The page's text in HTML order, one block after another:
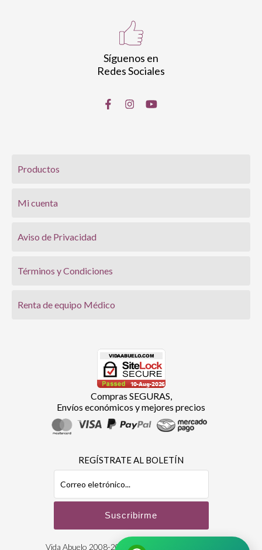
Síguenos en
Redes Sociales
Productos
Mi cuenta
Aviso de Privacidad
Términos y Condiciones
Renta de equipo Médico
Compras SEGURAS,
Envíos económicos y mejores precios
REGÍSTRATE AL BOLETÍN
Vida Abuelo 2008-2026 | Derechos Reservados